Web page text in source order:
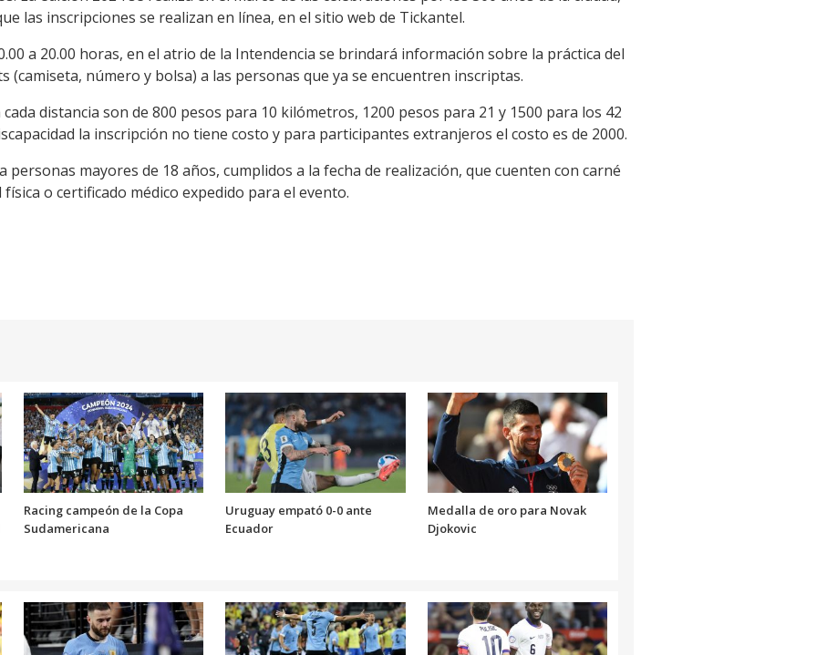
las inscripciones se realizan en línea, en el sitio web de Tickantel.
a 20.00 horas, en el atrio de la Intendencia se brindará información sobre la práctica del
(camiseta, número y bolsa) a las personas que ya se encuentren inscriptas.
distancia son de 800 pesos para 10 kilómetros, 1200 pesos para 21 y 1500 para los 42
la inscripción no tiene costo y para participantes extranjeros el costo es de 2000.
mayores de 18 años, cumplidos a la fecha de realización, que cuenten con carné
o certificado médico expedido para el evento.
Racing campeón de la Copa
Sudamericana
Uruguay empató 0-0 ante
Ecuador
Medalla de oro para Novak
Djokovic